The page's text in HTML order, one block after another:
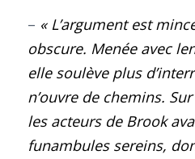
– « L’argument est
obscure. Menée avec
elle soulève plus
n’ouvre de chemins.
les acteurs de Brook
funambules sereins,